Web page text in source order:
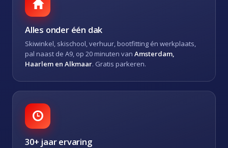
Alles onder één dak
Skiwinkel, skischool, verhuur, bootfitting én werkplaats,
pal naast de A9, op 20 minuten van Amsterdam,
Haarlem en Alkmaar. Gratis parkeren.
30+ jaar ervaring